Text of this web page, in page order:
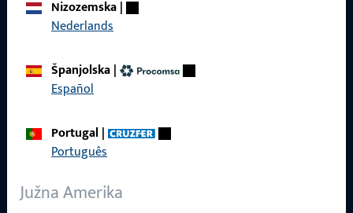
Nizozemska|
Nederlands
Španjolska|
Español
Portugal|
Português
Južna Amerika
Općenito